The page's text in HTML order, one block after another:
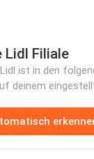
Lidl Filiale
ist in den
deinem